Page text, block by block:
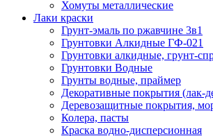
Хомуты металлические
Лаки краски
Грунт-эмаль по ржавчине 3в1
Грунтовки Алкидные ГФ-021
Грунтовки алкидные, грунт-
Грунтовки Водные
Грунты водные, праймер
Декоративные покрытия (лак-
Деревозащитные покрытия,
Колера, пасты
Краска водно-дисперсионная